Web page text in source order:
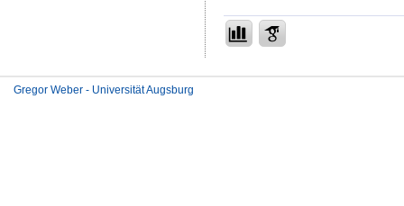
Gregor Weber - Universität Augsburg